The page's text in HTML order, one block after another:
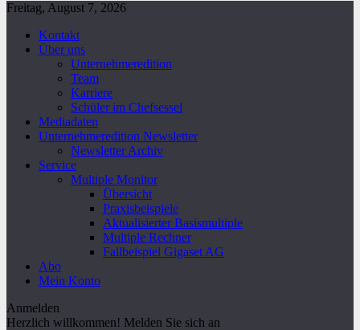
Freitag, August 7, 2026
Kontakt
Über uns
Unternehmeredition
Team
Karriere
Schüler im Chefsessel
Mediadaten
Unternehmeredition Newsletter
Newsletter Archiv
Service
Multiple Monitor
Übersicht
Praxisbeispiele
Aktualisierter Basismultiple
Multiple Rechner
Fallbeispiel Gigaset AG
Abo
Mein Konto
Anmelden
Herzlich willkommen! Melden Sie sich an